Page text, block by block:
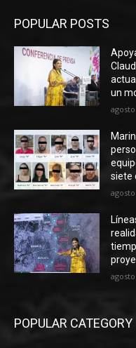
POPULAR POSTS
un
siete
POPULAR CATEGORY